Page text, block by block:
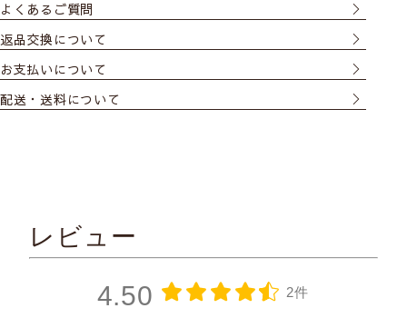
よくあるご質問
返品交換について
お支払いについて
配送・送料について
レビュー
4.50 2件